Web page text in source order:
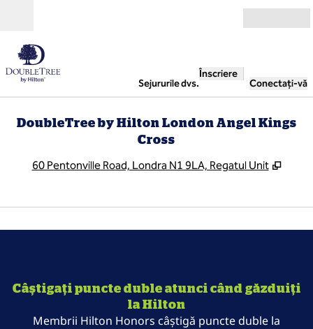
Sejururile dvs.
Înscriere
Conectați-vă
DoubleTree by Hilton London Angel Kings
Cross
60 Pentonville Road, Londra N1 9LA, Regatul Unit ,
1/20
Câștigați puncte duble atunci când găzduiți
la Hilton
Membrii Hilton Honors câștigă puncte duble la